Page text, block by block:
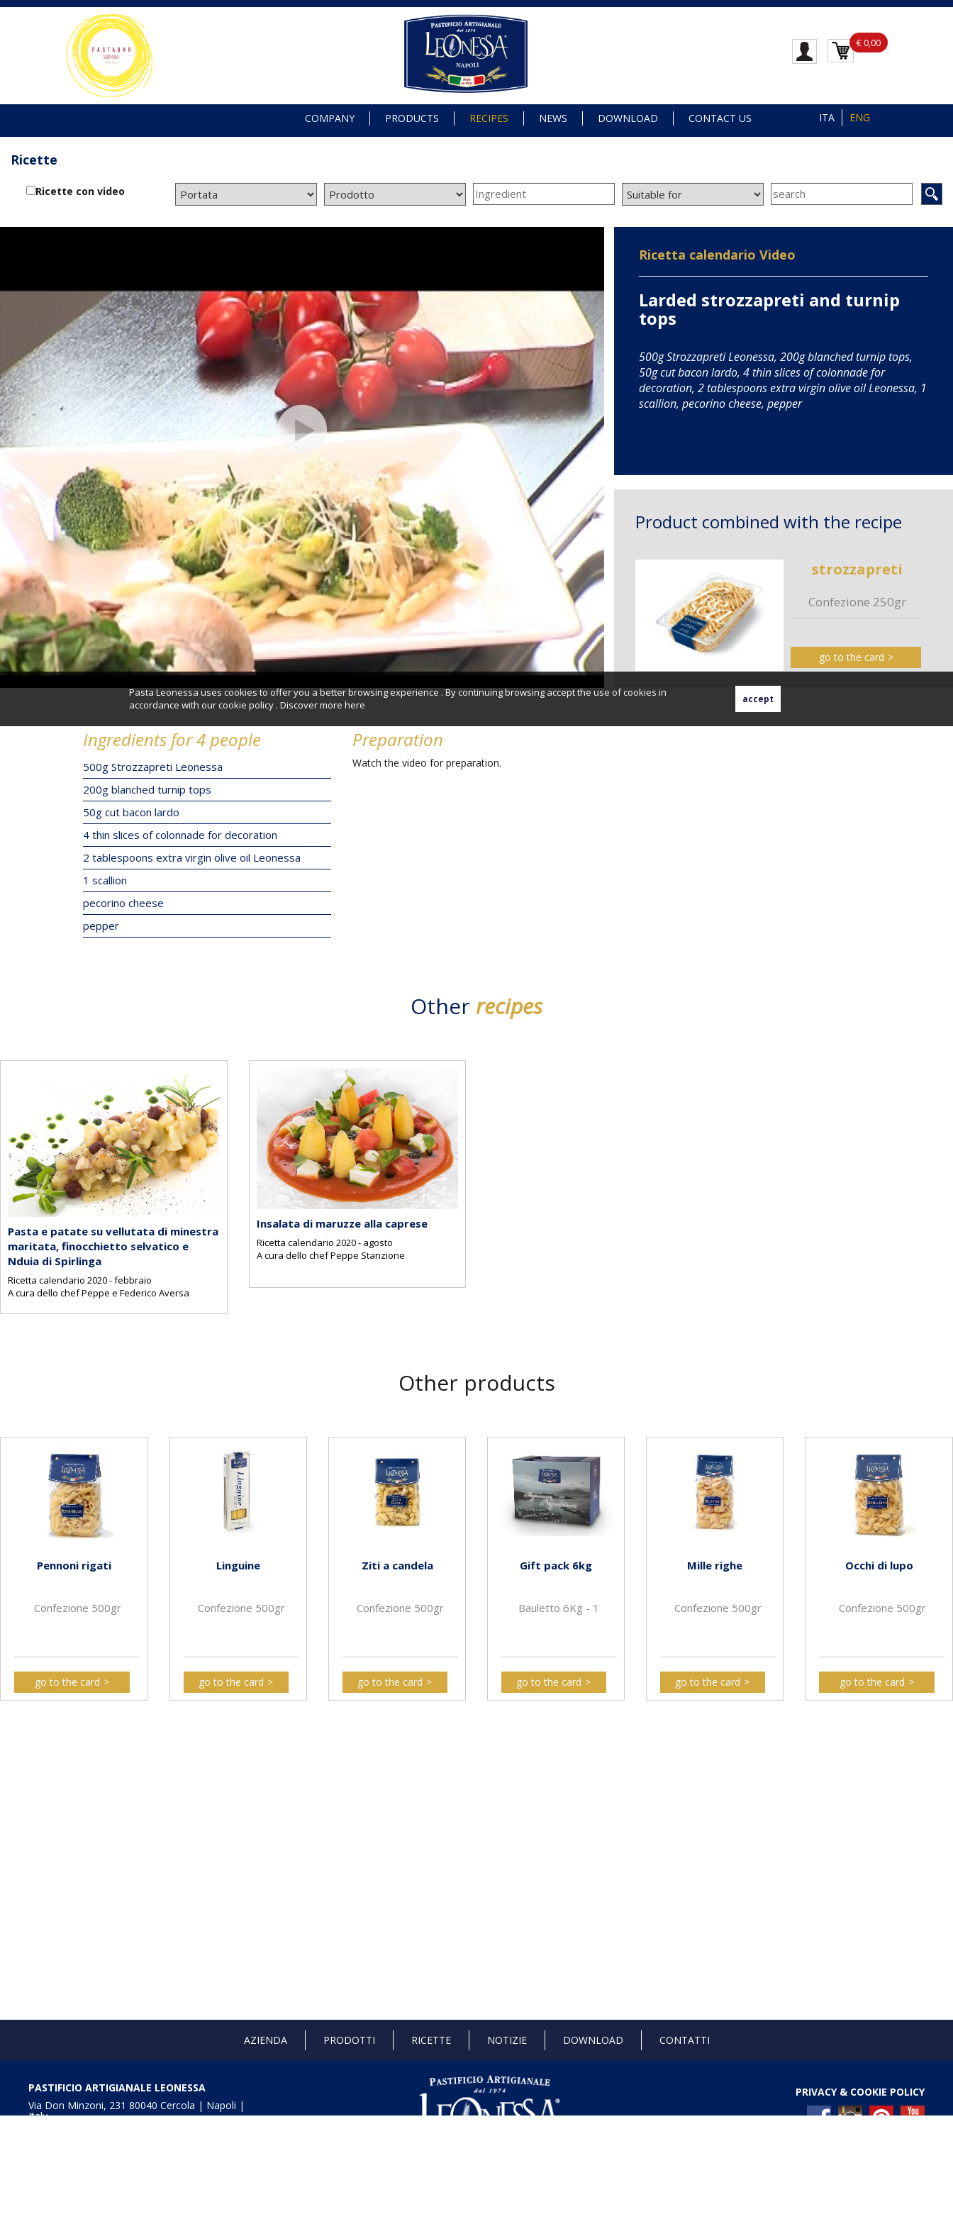
Pasta Leonessa uses cookies to offer you a better browsing experience . By continuing browsing accept the use of cookies in
accordance with our cookie policy . Discover more here
€ 0,00
COMPANY PRODUCTS RECIPES NEWS DOWNLOAD CONTACT US ITA ENG
Ricette
Ricette con video
Ricetta calendario Video
Larded strozzapreti and turnip
tops
500g Strozzapreti Leonessa, 200g blanched turnip tops,
50g cut bacon lardo, 4 thin slices of colonnade for
decoration, 2 tablespoons extra virgin olive oil Leonessa, 1
scallion, pecorino cheese, pepper
Product combined with the recipe
strozzapreti
Confezione 250gr
go to the card
Ingredients for 4 people
500g Strozzapreti Leonessa
200g blanched turnip tops
50g cut bacon lardo
4 thin slices of colonnade for decoration
2 tablespoons extra virgin olive oil Leonessa
1 scallion
pecorino cheese
pepper
Preparation
Watch the video for preparation.
Otherrecipes
Pasta e patate su vellutata di minestra
maritata, finocchietto selvatico e
Nduia di Spirlinga
Ricetta calendario 2020 - febbraio
A cura dello chef Peppe e Federico Aversa
Insalata di maruzze alla caprese
Ricetta calendario 2020 - agosto
A cura dello chef Peppe Stanzione
Other products
Pennoni rigati
Confezione 500gr
go to the card
Linguine
Confezione 500gr
go to the card
Ziti a candela
Confezione 500gr
go to the card
Gift pack 6kg
Bauletto 6Kg - 1
go to the card
Mille righe
Confezione 500gr
go to the card
Occhi di lupo
Confezione 500gr
go to the card
AZIENDA PRODOTTI RICETTE NOTIZIE DOWNLOAD CONTATTI
PASTIFICIO ARTIGIANALE LEONESSA
Via Don Minzoni, 231 80040 Cercola | Napoli |
Italy
PRIVACY & COOKIE POLICY